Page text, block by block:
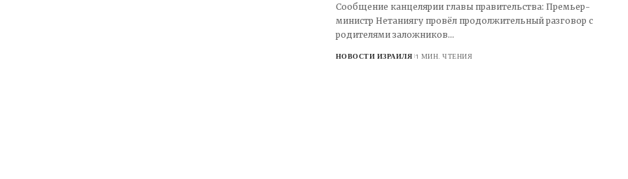
Сообщение канцелярии главы правительства: Премьер-
министр Нетаниягу провёл продолжительный разговор с
родителями заложников…
НОВОСТИ ИЗРАИЛЯ 1 МИН. ЧТЕНИЯ